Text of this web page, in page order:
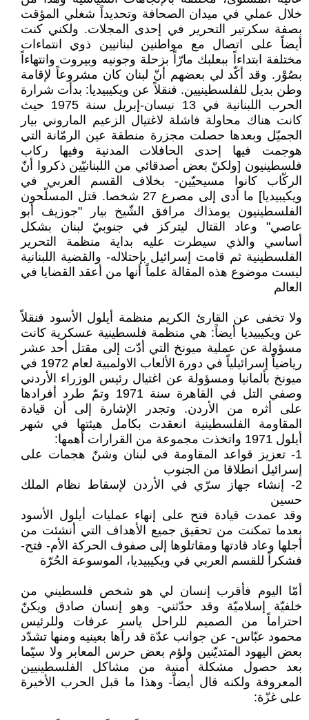
خلال عملي في ميدان الصحافة وتحديداً شغلي المؤقت
بصفة سكرتير التحرير في إحدى المجلات. ولكني كنت
أيضاً على اتصال مع مواطنين لبنانيين ذوي انتماءات
مختلفة ابتداءاً ببعلبك مارّاً بزحلة وجونيه وبيروت وانتهاءاً
بصُوْر. وقد أكّد لي بعضهم أنّ لبنان كان مشروعاً لإقامة
وطن بديل للفلسطينيين. فنقلاً عن ويكيبيديا: بدأت شرارة
الحرب اللبنانية في 13 نيسان-إبريل سنة 1975 حيث
كانت هناك محاولة فاشلة لاغتيال الزعيم الماروني بيار
الجميّل وبعدها حصلت مجزرة منطقة عين الرمّانة التي
هوجمت فيها إحدى الحافلات المدنية وفيها ركاب
فلسطينيون [ولكنّ بعض أصدقائي من اللبنانيّين ذكروا أنّ
الركّاب كانوا مسيحيّين- بخلاف القسم العربي في
ويكيبيديا] ما أدى إلى مصرع 27 شخصا. قتل المسلّحون
الفلسطينيون يومذاك مرافق الشّيخ بيار "جوزيف أبو
عاصي" وعاد القتال ليتركز في جنوبيّ لبنان بشكل
أساسي والذي سيطرت عليه بداية منظمة التحرير
الفلسطينية ثم قامت إسرائيل بإحتلاله- والقضية اللبنانية
ليست موضوع هذه المقالة علماً أنها من أعقد القضايا في
العالم
ولا تخفى عن القارئ الكريم منظمة أيلول الأسود فنقلاً
عن ويكيبيديا أيضاً: هي منظمة فلسطينية عسكرية كانت
مسؤولة عن عملية ميونخ التي أدّت إلى مقتل أحد عشر
رياضياً إسرائيلياً في دورة الألعاب الاولمبية لعام 1972 في
ميونخ بألمانيا ومسؤولة عن اغتيال رئيس الوزراء الأردني
وصفي التل في القاهرة سنة 1971 وتمّ طرد أفرادها
على أثره من الأردن. وتجدر الإشارة إلى أن قيادة
المقاومة الفلسطينية انعقدت بكامل هيئتها في شهر
أيلول 1971 واتخذت مجموعة من القرارات أهمها:
1- تعزيز قواعد المقاومة في لبنان وشنّ هجمات على
إسرائيل انطلاقا من الجنوب
2- إنشاء جهاز سرّي في الأردن لإسقاط نظام الملك
حسين
وقد عمدت قيادة فتح على إنهاء عمليات أيلول الأسود
بعدما تمكنت من تحقيق جميع الأهداف التي أنشئت من
أجلها وعاد قادتها ومقاتلوها إلى صفوف الحركة الأم- فتح-
فشكراً للقسم العربي في ويكيبيديا، الموسوعة الحُرّة
أمّا اليوم فأقرب إنسان لي هو شخص فلسطيني من
خلفيّة إسلاميّة وقد حدّثني- وهو إنسان صادق ويكنّ
احتراماً من الصميم للراحل ياسر عرفات وللرئيس
محمود عبّاس- عن جوانب عدّة قد رآها بعينيه ومنها تشدّد
بعض اليهود المتديّنين ولؤم بعض حرس المعابر ولا سيّما
بعد حصول مشكلة أمنية من مشاكل الفلسطينيين
المعروفة ولكنه قال أيضاً- وهذا ما قبل الحرب الأخيرة
على غزّة: